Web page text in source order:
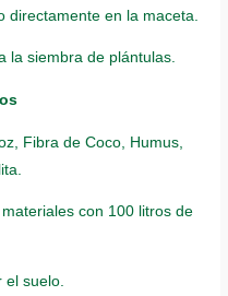
directamente en la maceta.
la siembra de plántulas.
Fibra de Coco, Humus,
con 100 litros de
el suelo.